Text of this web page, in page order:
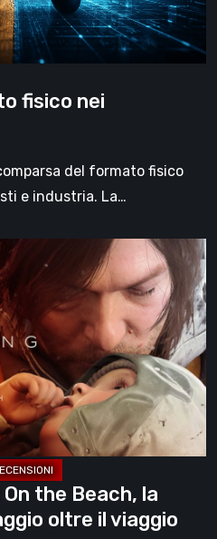
fisico nei
del formato fisico
e industria. La…
the Beach, la
oltre il viaggio